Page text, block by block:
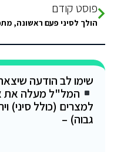
פוסט קודם
שימו לב הודעה
המל"ל מעלה את
גבוה) –